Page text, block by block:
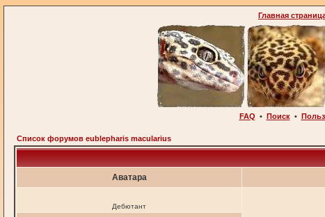
Главная
FAQ • Поиск•
Список форумов eublepharis macularius
Аватара
Дебютант